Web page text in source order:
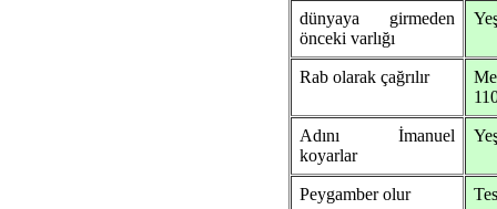
dünyaya girmeden
önceki varlığı
Rab olarak çağrılır
Adını İmanuel
koyarlar
Peygamber olur